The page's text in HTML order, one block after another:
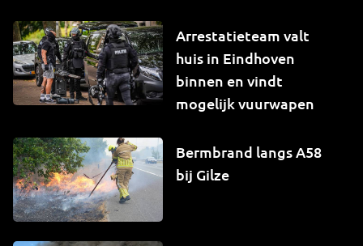
Arrestatieteam valt
huis in Eindhoven
binnen en vindt
mogelijk vuurwapen
Bermbrand langs A58
bij Gilze